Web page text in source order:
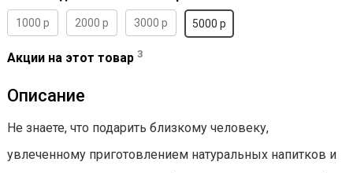
1000 р 2000 р 3000 р 5000 р
Акции на этот товар 3
Описание
Не знаете, что подарить близкому человеку,
увлеченному приготовлением натуральных напитков и